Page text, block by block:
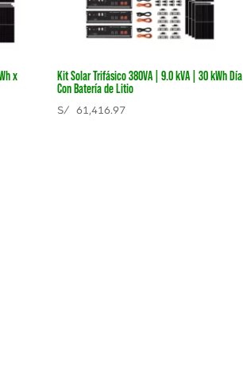
x
Kit Solar Trifásico 380VA | 9.0 kVA | 30 kWh Día
Con Batería de Litio
S/ 61,416.97